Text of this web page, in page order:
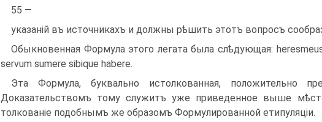
55 —
указаній въ источникахъ и должны рѣшить этотъ вопросъ
Обыкновенная Формула этого легата была слѣдующая:
servum sumere sibique habere.
Эта Формула, буквально истолкованная, положительно
Доказательствомъ тому служитъ уже приве­денное выше
толкованіе подобнымъ же образомъ Формулированной етипуляціи.